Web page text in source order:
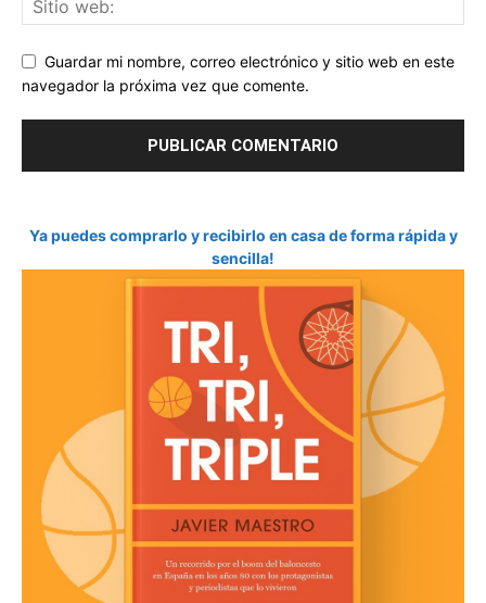
Guardar mi nombre, correo electrónico y sitio web en este
navegador la próxima vez que comente.
Ya puedes comprarlo y recibirlo en casa de forma rápida y
sencilla!